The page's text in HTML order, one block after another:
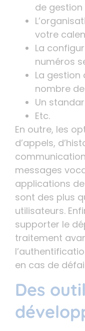
de gestion
votre
La
numéros
La gestion
nombre
Un
Etc.
En outre, les
d’appels,
messages
applications
sont des plus
utilisateurs.
supporter le
traitement
en cas de
Des